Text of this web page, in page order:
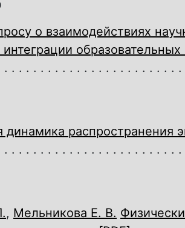
о взаимодействиях
образовательных
динамика распространения
, Мельникова Е. В.